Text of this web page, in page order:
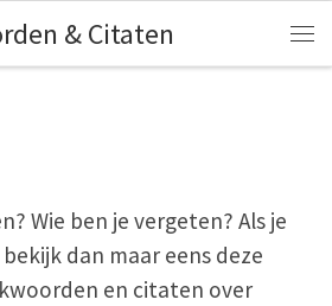
& Citaten
Wie ben je vergeten? Als je
dan maar eens deze
en citaten over